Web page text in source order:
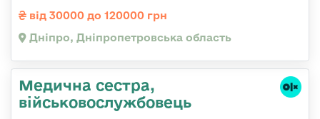
від 30000 до 120000 грн
Дніпро, Дніпропетровська область
Медична сестpа,
військовослужбовець